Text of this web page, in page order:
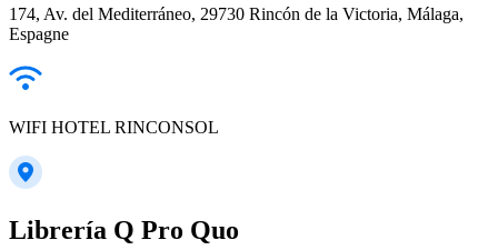
174, Av. del Mediterráneo, 29730 Rincón de la Victoria, Málaga,
Espagne
WIFI HOTEL RINCONSOL
Librería Q Pro Quo